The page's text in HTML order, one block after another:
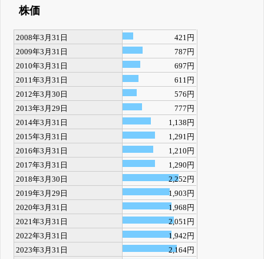
株価
2008年3月31日
421円
2009年3月31日
787円
2010年3月31日
697円
2011年3月31日
611円
2012年3月30日
576円
2013年3月29日
777円
2014年3月31日
1,138円
2015年3月31日
1,291円
2016年3月31日
1,210円
2017年3月31日
1,290円
2018年3月30日
2,252円
2019年3月29日
1,903円
2020年3月31日
1,968円
2021年3月31日
2,051円
2022年3月31日
1,942円
2023年3月31日
2,164円